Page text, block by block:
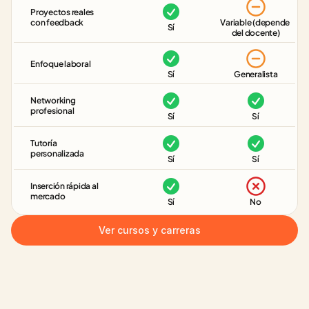
Proyectos reales
con feedback
Sí
Variable (depende
del docente)
Enfoque laboral
Sí
Generalista
Networking
profesional
Sí Sí
Tutoría
personalizada
Sí Sí
Inserción rápida al
mercado
Sí No
Ver cursos y carreras